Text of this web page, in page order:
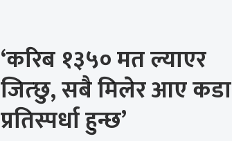
‘करिब १३५० मत ल्याएर
जित्छु, सबै मिलेर आए कडा
प्रतिस्पर्धा हुन्छ’